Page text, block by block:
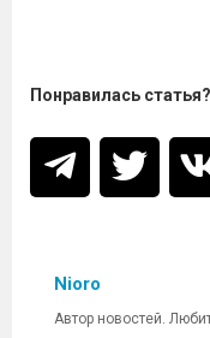
Понравилась
Nioro
Автор новостей.